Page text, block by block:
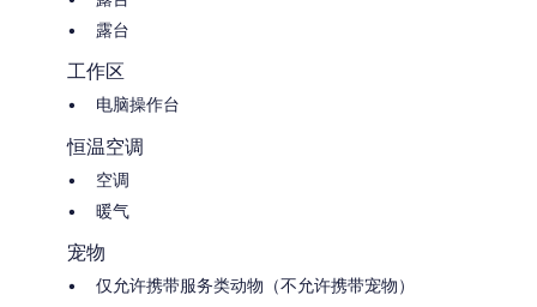
露台
工作区
电脑操作台
恒温空调
空调
暖气
宠物
仅允许携带服务类动物（不允许携带宠物）